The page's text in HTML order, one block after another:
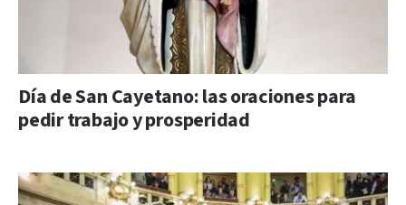
Día de San Cayetano: las oraciones para
pedir trabajo y prosperidad